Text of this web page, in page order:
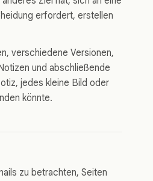
erfordert, erstellen
verschiedene Versionen,
und abschließende
jedes kleine Bild oder
könnte.
zu betrachten, Seiten